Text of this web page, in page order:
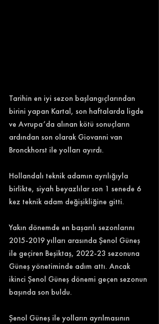
Tarihin en iyi sezon başlangıçlarından
birini yapan Kartal, son haftalarda ligde
ve Avrupa’da alınan kötü sonuçların
ardından son olarak Giovanni van
Bronckhorst ile yolları ayırdı.
Hollandalı teknik adamın ayrılığıyla
birlikte, siyah beyazlılar son 1 senede 6
kez teknik adam değişikliğine gitti.
Yakın dönemde en başarılı sezonlarını
2015-2019 yılları arasında Şenol Güneş
ile geçiren Beşiktaş, 2022-23 sezonuna
Güneş yönetiminde adım attı. Ancak
ikinci Şenol Güneş dönemi geçen sezonun
başında son buldu.
Şenol Güneş ile yolların ayrılmasının